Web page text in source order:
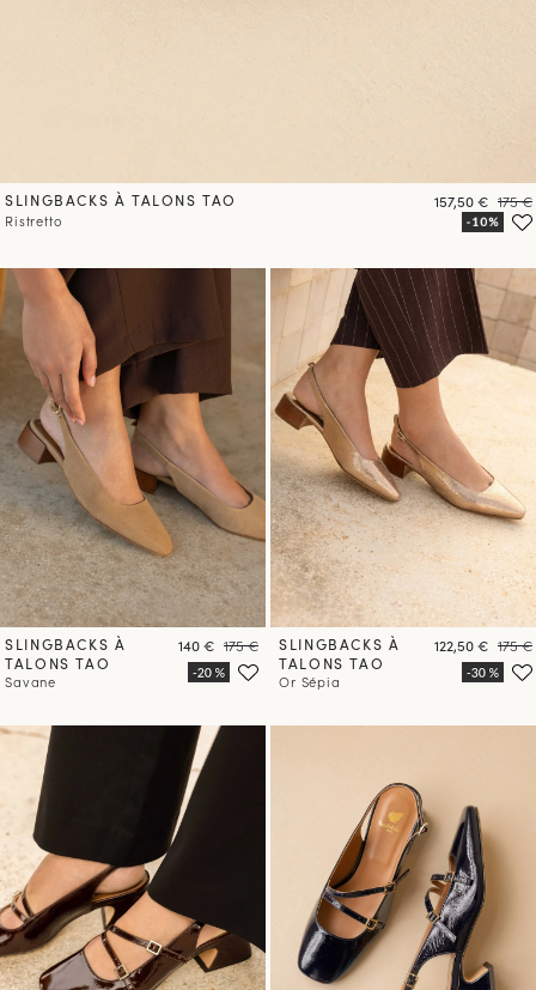
SLINGBACKS À TALONS TAO
Ristretto
Prix
157,50 € Prix
175 €
SLINGBACKS À
TALONS TAO
Savane
Prix
140 € Prix
175 €
SLINGBACKS À
TALONS TAO
Or Sépia
Prix
122,50 € Prix
175 €